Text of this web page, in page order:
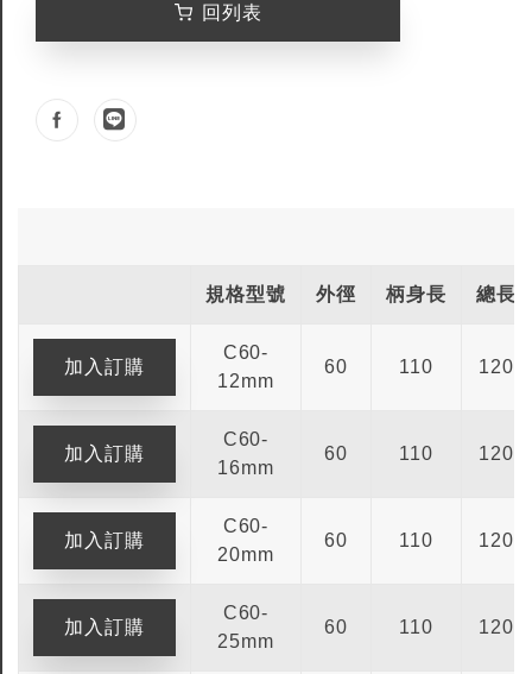
全鎢鋼銑刀
台製WEENIX四刃全鎢鋼銑刀
全鎢鋼銑刀
銑刀
回列表
規格型號 外徑 柄身長 總長
C60-
12mm
60 110 120
C60-
16mm
60 110 120
C60-
20mm
60 110 120
C60-
25mm
60 110 120